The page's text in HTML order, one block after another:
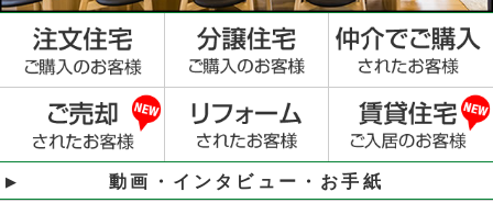
動画・インタビュー・お手紙